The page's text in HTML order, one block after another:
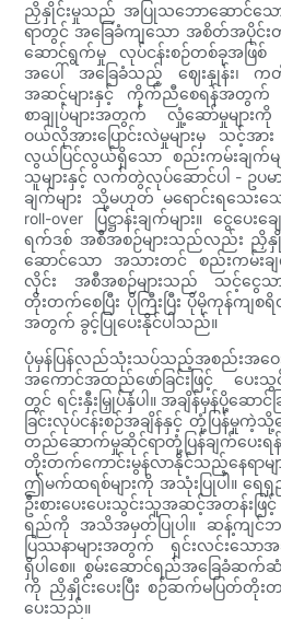
ညှိနှိုင်းမှုသည် အပြုသဘောဆောင်သော
ရာတွင် အခြေခံကျသော အစိတ်အပိုင်းတ
ဆောင်ရွက်မှု လုပ်ငန်းစဉ်တစ်ခုအဖြ
အပေါ် အခြေခံသည့် ဈေးနှုန်း၊
အဆင့်များနှင့် ကိုက်ညီစေရန်အတွက် ပ
စာချုပ်များအတွက် လှုံ့ဆော်မှုမျာ
ဝယ်လိုအားပြောင်းလဲမှုများမှ သင့်အ
လွယ်ပြင်လွယ်ရှိသော စည်းကမ်းချက်မ
သူများနှင့် လက်တွဲလုပ်ဆောင်ပါ - ဥပမ
ချက်များ သို့မဟုတ် မရောင်းရသေး
roll-over ပြဋ္ဌာန်းချက်များ။ ငွေပေ
ရက်ဒစ် အစီအစဉ်များသည်လည်း ညှိနှို
ဆောင်သော အသားတင် စည်းကမ်း
လိုင်း အစီအစဉ်များသည် သင့်ငွေသာ
တိုးတက်စေပြီး ပိုကြီးပြီး ပိုမိုကုန်ကျစ
အတွက် ခွင့်ပြုပေးနိုင်ပါသည်။
ပုံမှန်ပြန်လည်သုံးသပ်သည့်အစည်းအဝေ
အကောင်အထည်ဖော်ခြင်းဖြင့် ပေးသွ
တွင် ရင်းနှီးမြှုပ်နှံပါ။ အချိန်မှန်ပို့ဆောင်ခ
ခြင်းလုပ်ငန်းစဉ်အချိန်နှင့် တုံ့ပြန်မှုကဲ့သို့သ
တည်ဆောက်မှုဆိုင်ရာတုံ့ပြန်ချက်ပေ
တိုးတက်ကောင်းမွန်လာနိုင်သည့်နေရ
ဤမက်ထရစ်များကို အသုံးပြုပါ။ ရ
ဦးစားပေးပေးသွင်းသူအဆင့်အတန်းဖြ
ရည်ကို အသိအမှတ်ပြုပါ။ ဆန့်ကျင်ဘ
ပြဿနာများအတွက် ရှင်းလင်းသောအ
ရှိပါစေ။ စွမ်းဆောင်ရည်အခြေခံဆက်ဆံ
ကို ညှိနှိုင်းပေးပြီး စဉ်ဆက်မပြတ်တို
ပေးသည်။